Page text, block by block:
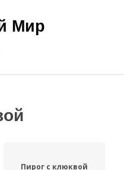
Мир
Пирог с клюквой